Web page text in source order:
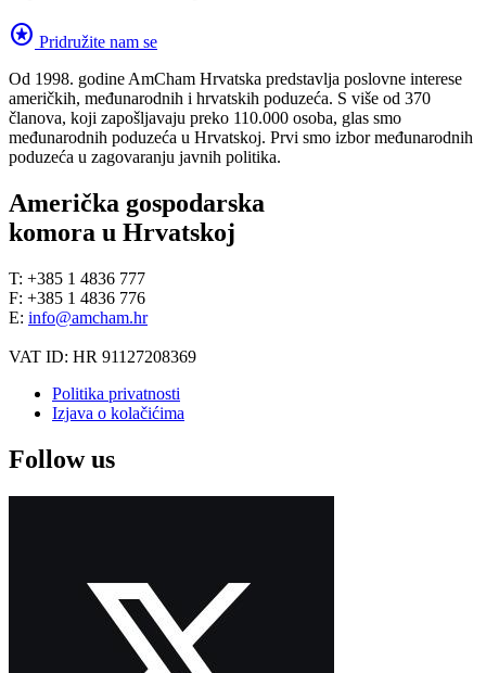
stars Pridružite nam se
Od 1998. godine AmCham Hrvatska predstavlja poslovne interese
američkih, međunarodnih i hrvatskih poduzeća. S više od 370
članova, koji zapošljavaju preko 110.000 osoba, glas smo
međunarodnih poduzeća u Hrvatskoj. Prvi smo izbor međunarodnih
poduzeća u zagovaranju javnih politika.
Američka gospodarska
komora u Hrvatskoj
T: +385 1 4836 777
F: +385 1 4836 776
E: info@amcham.hr
VAT ID: HR 91127208369
Politika privatnosti
Izjava o kolačićima
Follow us